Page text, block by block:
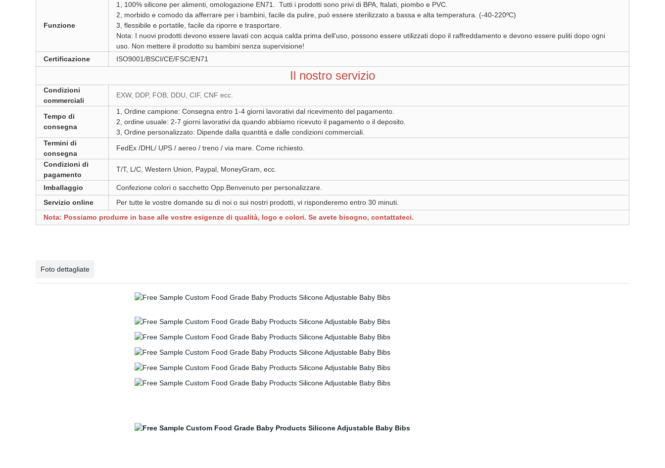
Funzione
1, 100% silicone per alimenti, omologazione EN71. Tutti i prodotti sono privi di BPA, ftalati, piombo e PVC.
2, morbido e comodo da afferrare per i bambini, facile da pulire, può essere sterilizzato a bassa e alta temperatura. (-40-220ºC)
3, flessibile e portatile, facile da riporre e trasportare.
Nota: I nuovi prodotti devono essere lavati con acqua calda prima dell'uso, possono essere utilizzati dopo il raffreddamento e devono essere puliti dopo ogni
uso. Non mettere il prodotto su bambini senza supervisione!
Certificazione
ISO9001/BSCI/CE/FSC/EN71
Il nostro servizio
Condizioni
commerciali
EXW, DDP, FOB, DDU, CIF, CNF ecc.
Tempo di
consegna
1, Ordine campione: Consegna entro 1-4 giorni lavorativi dal ricevimento del pagamento.
2, ordine usuale: 2-7 giorni lavorativi da quando abbiamo ricevuto il pagamento o il deposito.
3, Ordine personalizzato: Dipende dalla quantità e dalle condizioni commerciali.
Termini di
consegna
FedEx /DHL/ UPS / aereo / treno / via mare. Come richiesto.
Condizioni di
pagamento
T/T, L/C, Western Union, Paypal, MoneyGram, ecc.
Imballaggio
Confezione colori o sacchetto Opp.Benvenuto per personalizzare.
Servizio online
Per tutte le vostre domande su di noi o sui nostri prodotti, vi risponderemo entro 30 minuti.
Nota: Possiamo produrre in base alle vostre esigenze di qualità, logo e colori. Se avete bisogno, contattateci.
Foto dettagliate